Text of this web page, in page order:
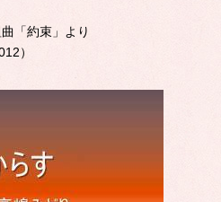
「約束」より
）